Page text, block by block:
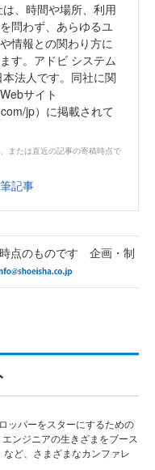
、時間や場所、利用
問わず、あらゆるユ
情報との関わり方に
す。アドビ システム
法人です。同社に関
サイト
jp）に掲載されて
または直近の記事の寄稿時点で
記事
時点のものです 企画・制
ッパーをスターにするための
ンジニアの生きざまをブース
ど、さまざまなカンファレ